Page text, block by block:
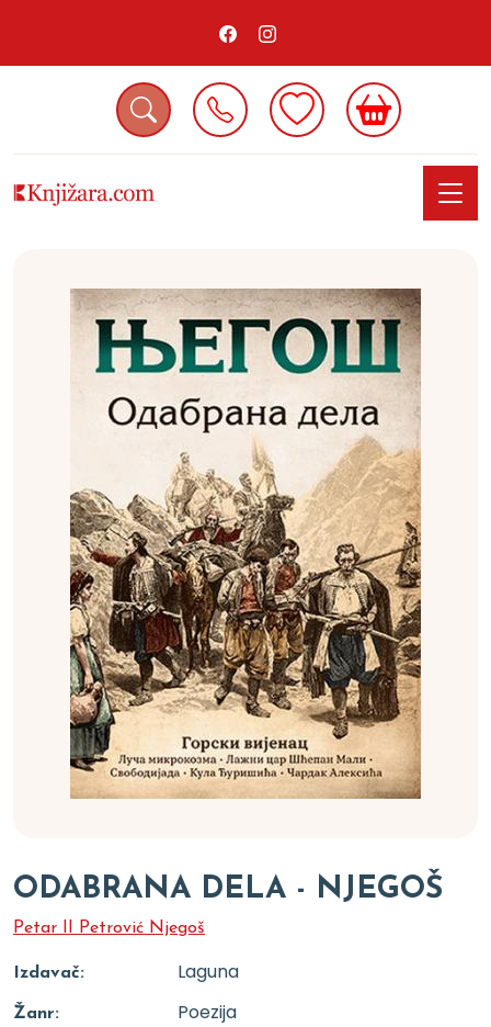
ODABRANA DELA - NJEGOŠ
Petar II Petrović Njegoš
Izdavač: Laguna
Žanr: Poezija